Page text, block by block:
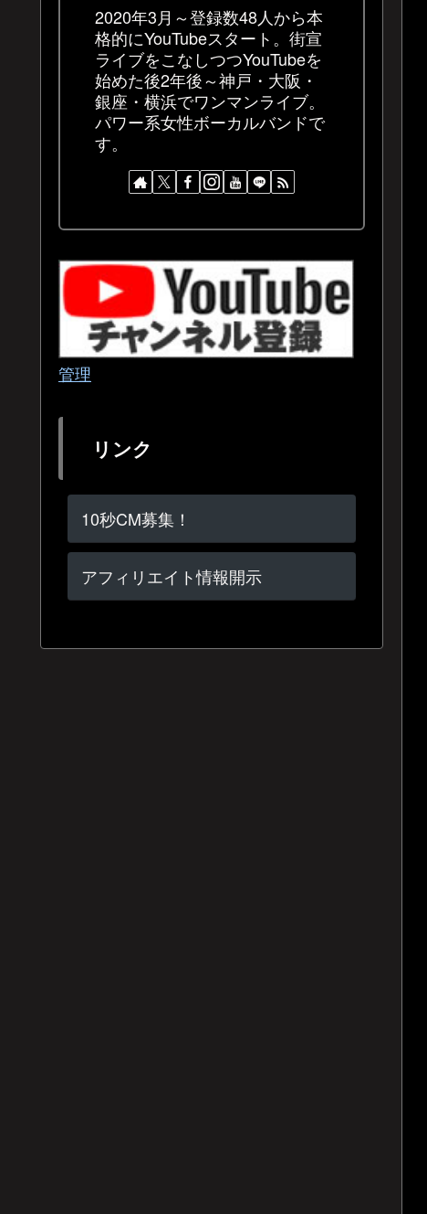
2020年3月～登録数48人から本
格的にYouTubeスタート。街宣
ライブをこなしつつYouTubeを
始めた後2年後～神戸・大阪・
銀座・横浜でワンマンライブ。
パワー系女性ボーカルバンドで
す。
管理
リンク
10秒CM募集！
アフィリエイト情報開示